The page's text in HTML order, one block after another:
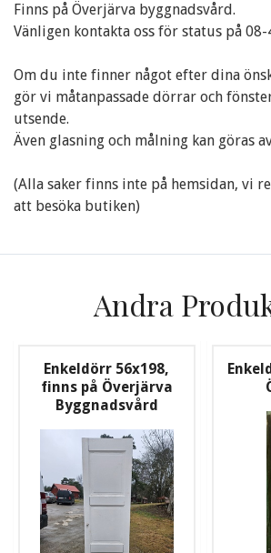
Finns på Överjärva byggnadsvård.
Vänligen kontakta oss för status på
Om du inte finner något efter dina
gör vi måtanpassade dörrar och
utsende.
Även glasning och målning kan göras
(Alla saker finns inte på hemsidan, vi
att besöka butiken)
Andra
Enkeldörr 56x198,
finns på Överjärva
Byggnadsvård